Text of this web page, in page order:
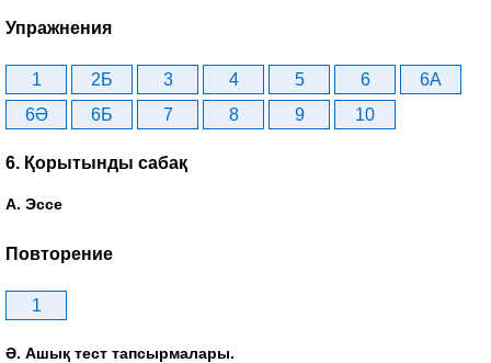
Упражнения
1 2Б 3 4 5 6
6A
6Ә
6Б 7 8 9 10
6. Қорытынды сабақ
А. Эссе
Повторение
1
Ә. Ашық тест тапсырмалары.